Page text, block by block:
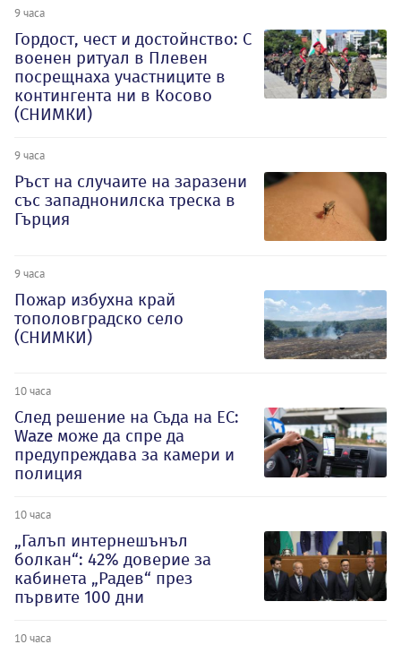
9 часа
Гордост, чест и достойнство: С
военен ритуал в Плевен
посрещнаха участниците в
контингента ни в Косово
(СНИМКИ)
9 часа
Ръст на случаите на заразени
със западнонилска треска в
Гърция
9 часа
Пожар избухна край
тополовградско село
(СНИМКИ)
10 часа
След решение на Съда на ЕС:
Waze може да спре да
предупреждава за камери и
полиция
10 часа
„Галъп интернешънъл
болкан“: 42% доверие за
кабинета „Радев“ през
първите 100 дни
10 часа